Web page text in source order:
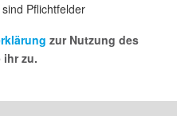
Pflichtfelder
zur Nutzung des
ihr zu.